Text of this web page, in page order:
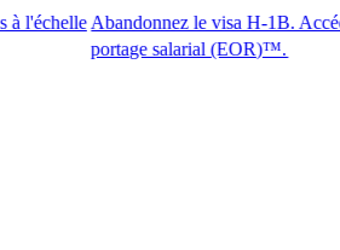
Abandonnez le visa H-1B. Accédez aux
portage salarial (EOR)™.​​